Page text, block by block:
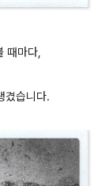
때마다,
겼습니다.